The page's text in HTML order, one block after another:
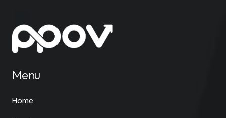
Menu
Home